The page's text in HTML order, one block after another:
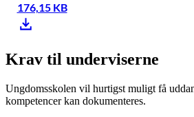
176,15 KB
Krav til underviserne
Ungdomsskolen vil hurtigst muligt få
kompetencer kan dokumenteres.